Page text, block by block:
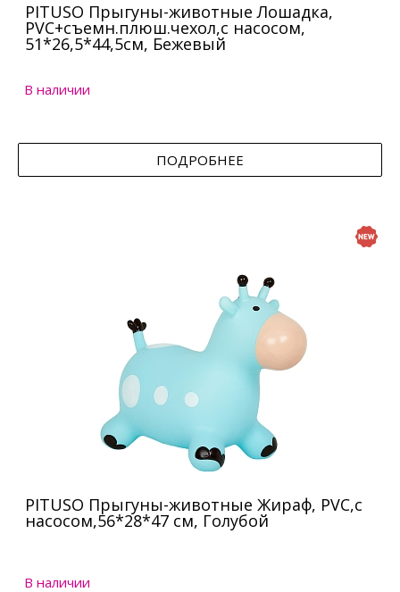
PITUSO Прыгуны-животные Лошадка,
PVC+съемн.плюш.чехол,с насосом,
51*26,5*44,5см, Бежевый
В наличии
ПОДРОБНЕЕ
PITUSO Прыгуны-животные Жираф, PVC,с
насосом,56*28*47 см, Голубой
В наличии